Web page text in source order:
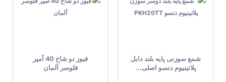
شمع سوزنی پایه بلند دابل
پلاتینیوم دنسو اصلی...
فیوز دو شاخ 40 آمپر
فلوسر آلمان